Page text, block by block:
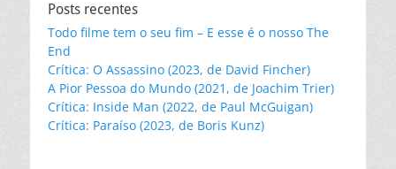
Posts recentes
Todo filme tem o seu fim – E esse é o nosso The
End
Crítica: O Assassino (2023, de David Fincher)
A Pior Pessoa do Mundo (2021, de Joachim Trier)
Crítica: Inside Man (2022, de Paul McGuigan)
Crítica: Paraíso (2023, de Boris Kunz)